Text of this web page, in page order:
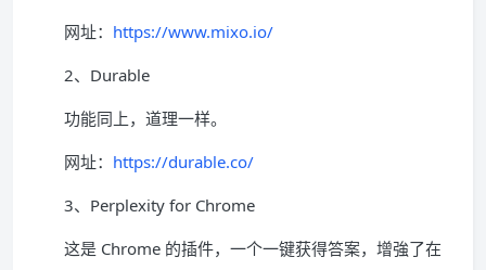
网址： https://www.mixo.io/
2、Durable
功能同上，道理一样。
网址： https://durable.co/
3、Perplexity for Chrome
这是 Chrome 的插件，一个一键获得答案，增強了在